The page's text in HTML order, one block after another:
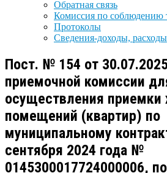
Обратная связь
Комиссия по соблюдению
Протоколы
Сведения-доходы, расходы
Пост. № 154 от
приемочной комиссии
осуществления
помещений (квартир) по
муниципальному
сентября 2024 года №
0145300017724000006, по